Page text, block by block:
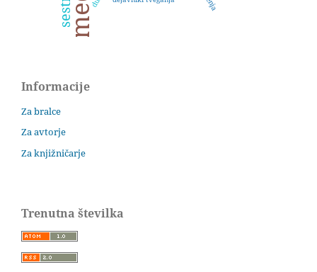
Informacije
Za bralce
Za avtorje
Za knjižničarje
Trenutna številka